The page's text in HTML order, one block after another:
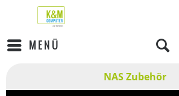
MENÜ
NAS Zubehör